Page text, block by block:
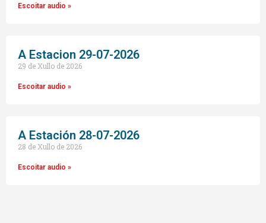
Escoitar audio »
A Estacion 29-07-2026
29 de Xullo de 2026
Escoitar audio »
A Estación 28-07-2026
28 de Xullo de 2026
Escoitar audio »